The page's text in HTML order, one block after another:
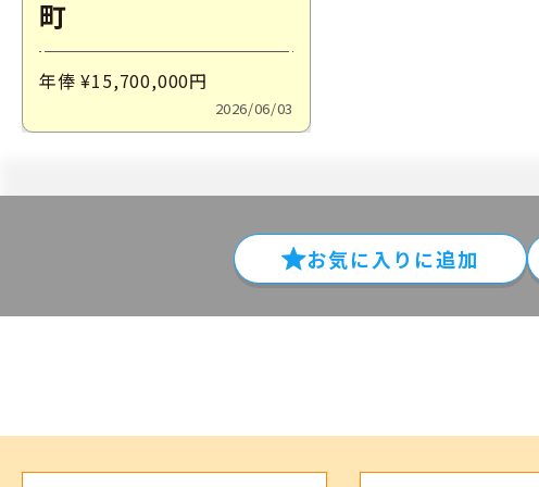
町
年俸 ¥15,700,000円
2026/06/03
お気に入りに追加